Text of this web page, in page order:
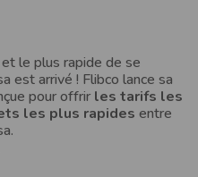
le plus rapide de se
est arrivé ! Flibco lance sa
pour offrir les tarifs les
les plus rapides entre